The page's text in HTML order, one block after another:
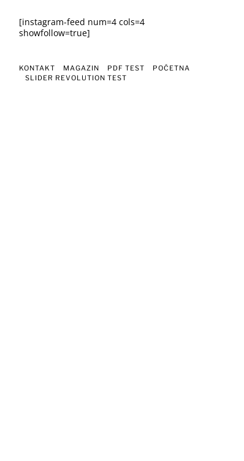
[instagram-feed num=4 cols=4
showfollow=true]
KONTAKT MAGAZIN PDF TEST
POČETNA
SLIDER REVOLUTION TEST